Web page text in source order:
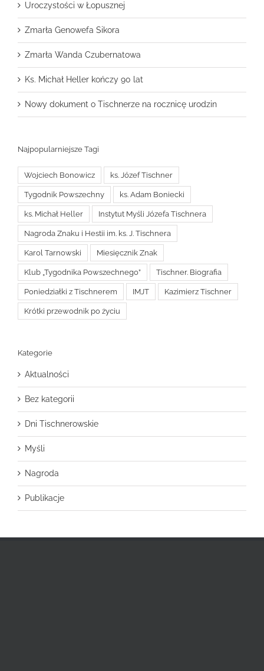
Uroczystości w Łopusznej
Zmarła Genowefa Sikora
Zmarła Wanda Czubernatowa
Ks. Michał Heller kończy 90 lat
Nowy dokument o Tischnerze na rocznicę urodzin
Najpopularniejsze Tagi
Wojciech Bonowicz ks. Józef Tischner
Tygodnik Powszechny ks. Adam Boniecki
ks. Michał Heller Instytut Myśli Józefa Tischnera
Nagroda Znaku i Hestii im. ks. J. Tischnera
Karol Tarnowski Miesięcznik Znak
Klub „Tygodnika Powszechnego” Tischner. Biografia
Poniedziałki z Tischnerem IMJT Kazimierz Tischner
Krótki przewodnik po życiu
Kategorie
Aktualności
Bez kategorii
Dni Tischnerowskie
Myśli
Nagroda
Publikacje